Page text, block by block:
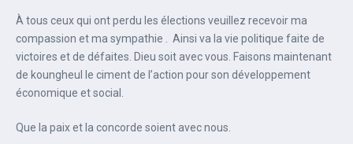
À tous ceux qui ont perdu les élections veuillez recevoir ma
compassion et ma sympathie . Ainsi va la vie politique faite de
victoires et de défaites. Dieu soit avec vous. Faisons maintenant
de koungheul le ciment de l’action pour son développement
économique et social.
Que la paix et la concorde soient avec nous.